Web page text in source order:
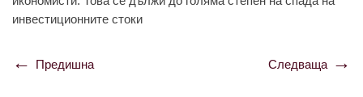
инвестиционните стоки
Навигация
Предишна Следваща